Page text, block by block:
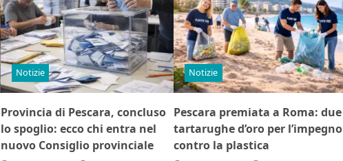
Notizie
Provincia di Pescara, concluso
lo spoglio: ecco chi entra nel
nuovo Consiglio provinciale
Notizie
Pescara premiata a Roma: due
tartarughe d’oro per l’impegno
contro la plastica